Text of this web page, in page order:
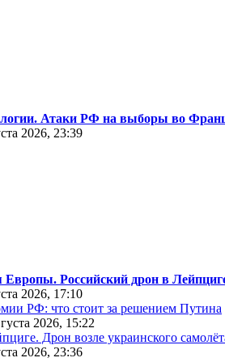
Атаки РФ на выборы во
2026, 23:39
Европы. Российский дрон в
2026, 17:10
РФ: что стоит за решением Путина
2026, 15:22
Дрон возле украинского
2026, 23:36